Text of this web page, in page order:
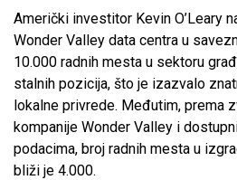
Američki investitor Kevin O’Leary
Wonder Valley data centra u
10.000 radnih mesta u sektoru
stalnih pozicija, što je izazvalo
lokalne privrede. Međutim, prema
kompanije Wonder Valley i
podacima, broj radnih mesta u
bliži je 4.000.